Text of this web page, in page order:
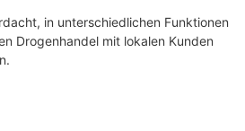
in unterschiedlichen Funktionen
Drogenhandel mit lokalen Kunden